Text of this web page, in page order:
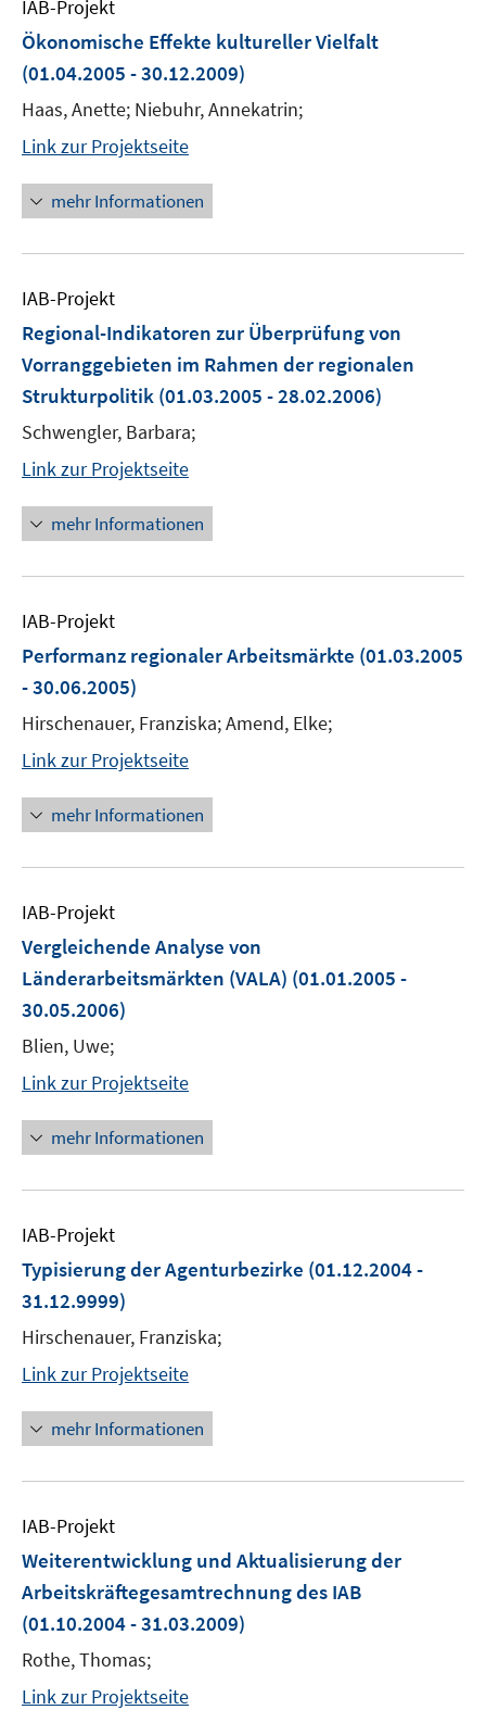
IAB-Projekt
Ökonomische Effekte kultureller Vielfalt
(01.04.2005 - 30.12.2009)
Haas, Anette; Niebuhr, Annekatrin;
Link zur Projektseite
mehr Informationen
IAB-Projekt
Regional-Indikatoren zur Überprüfung von
Vorranggebieten im Rahmen der regionalen
Strukturpolitik (01.03.2005 - 28.02.2006)
Schwengler, Barbara;
Link zur Projektseite
mehr Informationen
IAB-Projekt
Performanz regionaler Arbeitsmärkte (01.03.2005
- 30.06.2005)
Hirschenauer, Franziska; Amend, Elke;
Link zur Projektseite
mehr Informationen
IAB-Projekt
Vergleichende Analyse von
Länderarbeitsmärkten (VALA) (01.01.2005 -
30.05.2006)
Blien, Uwe;
Link zur Projektseite
mehr Informationen
IAB-Projekt
Typisierung der Agenturbezirke (01.12.2004 -
31.12.9999)
Hirschenauer, Franziska;
Link zur Projektseite
mehr Informationen
IAB-Projekt
Weiterentwicklung und Aktualisierung der
Arbeitskräftegesamtrechnung des IAB
(01.10.2004 - 31.03.2009)
Rothe, Thomas;
Link zur Projektseite